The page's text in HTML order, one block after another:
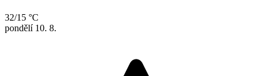
32/15 °C
pondělí 10. 8.